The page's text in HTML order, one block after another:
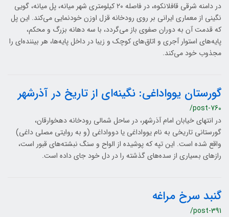
در دامنه شرقی قافلانکوه، در فاصله ۲۰ کیلومتری شهر میانه، پل میانه، گویی
نگینی از معماری ایرانی بر روی رودخانه قزل اوزن خودنمایی می‌کند. این پل
که قدمت آن به دوران صفوی باز می‌گردد، با سه دهانه بزرگ و محکم،
پایه‌های استوار آجری و اتاق‌های کوچک و زیبا در داخل پایه‌ها، هر بیننده‌ای را
مجذوب خود می‌کند.
گورستان یوواداغی: نگینه‌ای از تاریخ در آذرشهر
/post-760
در انتهای خیابان امام آذرشهر، در ساحل شمالی رودخانه دهخوارقان،
گورستانی تاریخی به نام یوواداغی یا دوواداغی (و به روایتی مصلی داغی)
واقع شده است. این تپه که پوشیده از الواح و سنگ نبشته‌های قبور است،
رازهای بسیاری از سده‌های گذشته را در دل خود جای داده است.
گنبد سرخ مراغه
/post-391